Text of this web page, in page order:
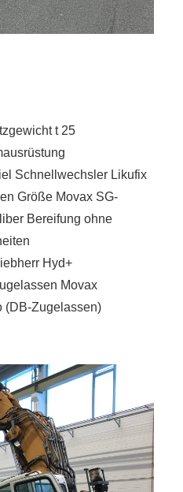
t 25
Schnellwechsler Likufix
Größe Movax SG-
Bereifung ohne
Hyd+
Movax
(DB-Zugelassen)